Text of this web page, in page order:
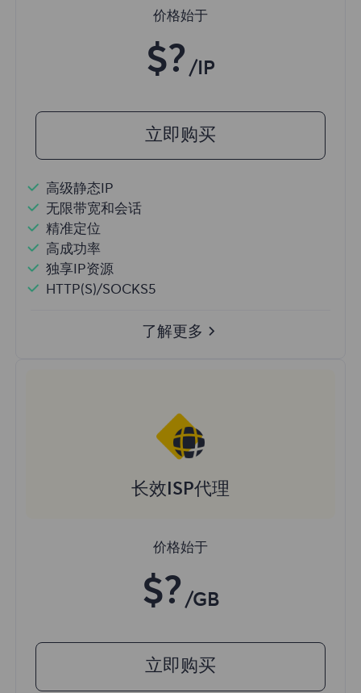
价格始于
$? /IP
立即购买
高级静态IP
无限带宽和会话
精准定位
高成功率
独享IP资源
HTTP(S)/SOCKS5
了解更多
长效ISP代理
价格始于
$? /GB
立即购买